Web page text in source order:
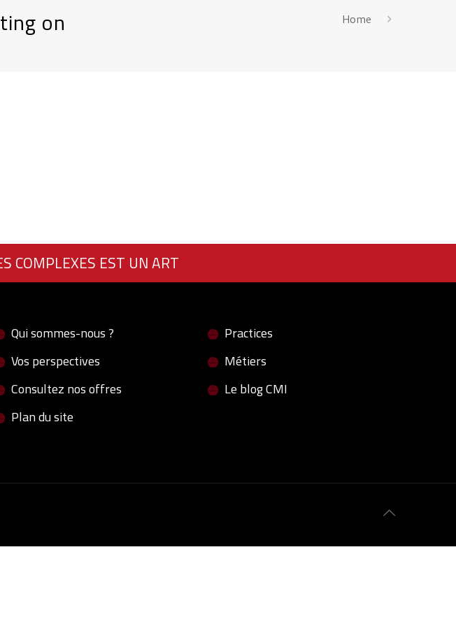
on Home
COMPLEXES EST UN ART
Qui sommes-nous ?
Vos perspectives
Consultez nos offres
Plan du site
Practices
Métiers
Le blog CMI